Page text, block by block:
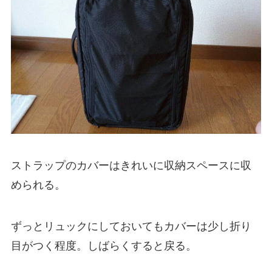
ストラップのカバーはきれいに収納スペースに収
められる。
ずっとリュックにしておいてもカバーは少し折り
目がつく程度。しばらくすると戻る。